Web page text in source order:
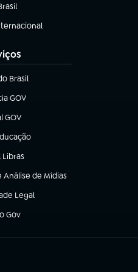
em nova aba)
aba)
Brasil
nova aba)
GOV
nova aba)
GOVnova aba)
nova aba)
Libras
nova aba)
de Mídias
Legal
aba)
Gov
em nova aba)